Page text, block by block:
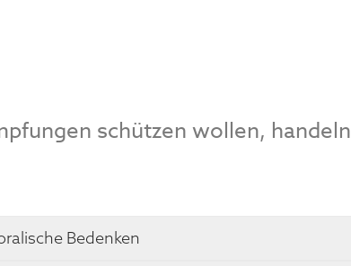
schützen wollen, handeln
Bedenken